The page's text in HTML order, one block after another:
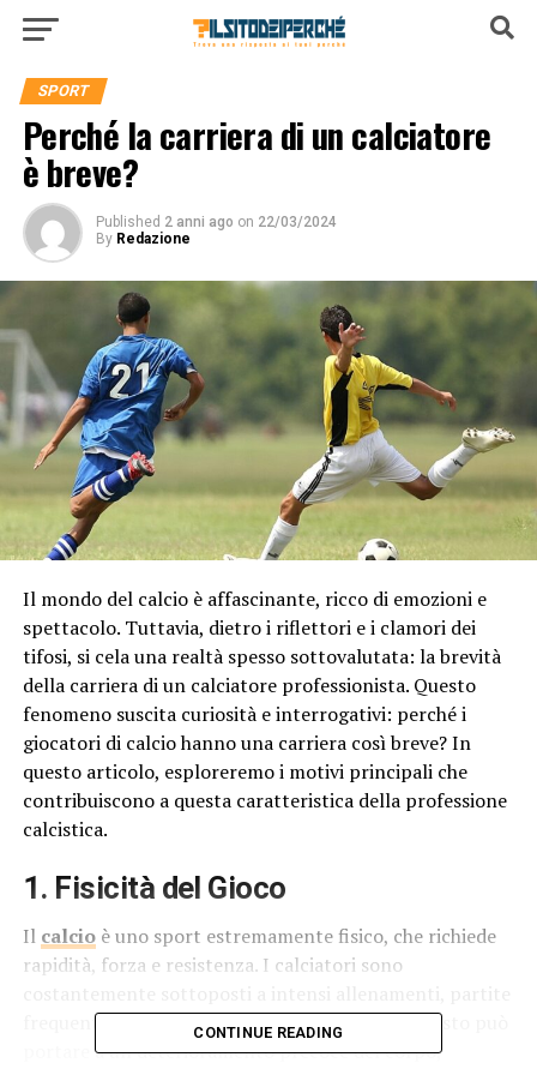
SPORT
Perché la carriera di un calciatore
è breve?
Published 2 anni ago on 22/03/2024
By Redazione
Il mondo del calcio è affascinante, ricco di emozioni e
spettacolo. Tuttavia, dietro i riflettori e i clamori dei
tifosi, si cela una realtà spesso sottovalutata: la brevità
della carriera di un calciatore professionista. Questo
fenomeno suscita curiosità e interrogativi: perché i
giocatori di calcio hanno una carriera così breve? In
questo articolo, esploreremo i motivi principali che
contribuiscono a questa caratteristica della professione
calcistica.
1. Fisicità del Gioco
Il calcioè uno sport estremamente fisico, che richiede
rapidità, forza e resistenza. I calciatori sono
frequenti e un elevato livello di stress fisico. Questo può
portare a un deterioramento precoce del corpo,
CONTINUE READING